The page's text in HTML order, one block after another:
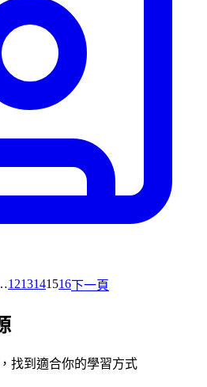
1213141516下一頁
找到適合你的學習方式